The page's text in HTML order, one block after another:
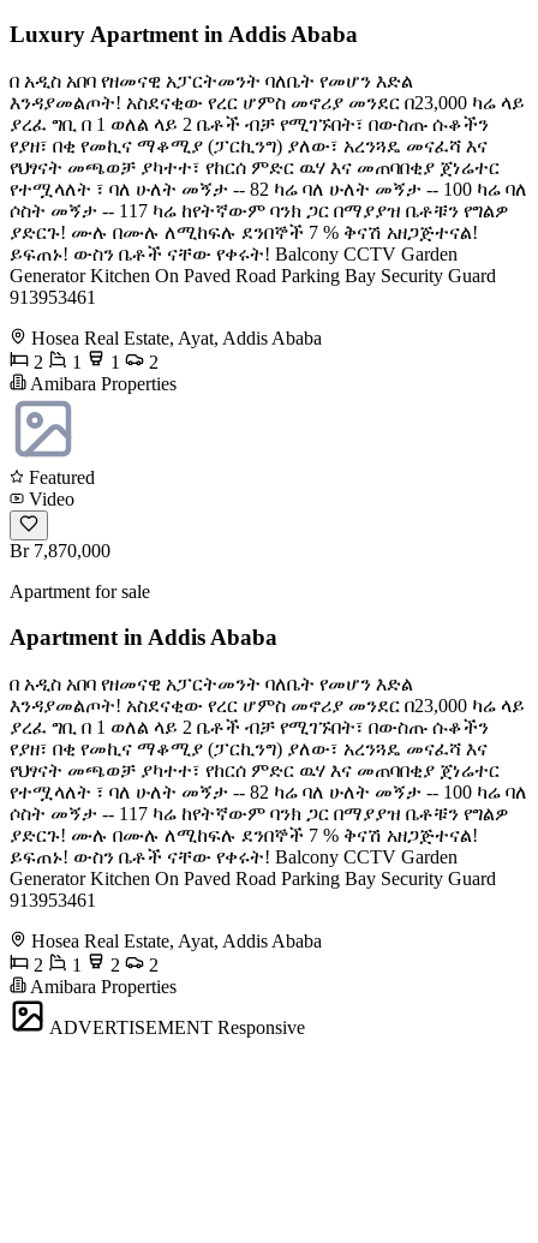
Luxury Apartment in Addis Ababa
በ አዲስ አበባ የዘመናዊ አፓርትመንት ባለቤት የመሆን እድል
እንዳያመልጦት! አስደናቂው የረር ሆምስ መኖሪያ መንደር በ23,000 ካሬ ላይ
ያረፈ ግቢ በ 1 ወለል ላይ 2 ቤቶች ብቻ የሚገኙበት፣ በውስጡ ሱቆችን
የያዘ፣ በቂ የመኪና ማቆሚያ (ፓርኪንግ) ያለው፣ አረንጓዴ መናፈሻ እና
የህፃናት መጫወቻ ያካተተ፣ የከርሰ ምድር ዉሃ እና መጠባበቂያ ጀነሬተር
የተሟላለት ፣ ባለ ሁለት መኝታ -- 82 ካሬ ባለ ሁለት መኝታ -- 100 ካሬ ባለ
ሶስት መኝታ -- 117 ካሬ ከየትኛውም ባንክ ጋር በማያያዝ ቤቶቹን የግልዎ
ያድርጉ! ሙሉ በሙሉ ለሚከፍሉ ደንበኞች 7 % ቅናሽ አዘጋጅተናል!
ይፍጠኑ! ውስን ቤቶች ናቸው የቀሩት! Balcony CCTV Garden
Generator Kitchen On Paved Road Parking Bay Security Guard ️
913953461
Hosea Real Estate, Ayat, Addis Ababa
2
1 1
2
Amibara Properties
Featured
Video
Br 7,870,000
Apartment for sale
Apartment in Addis Ababa
በ አዲስ አበባ የዘመናዊ አፓርትመንት ባለቤት የመሆን እድል
እንዳያመልጦት! አስደናቂው የረር ሆምስ መኖሪያ መንደር በ23,000 ካሬ ላይ
ያረፈ ግቢ በ 1 ወለል ላይ 2 ቤቶች ብቻ የሚገኙበት፣ በውስጡ ሱቆችን
የያዘ፣ በቂ የመኪና ማቆሚያ (ፓርኪንግ) ያለው፣ አረንጓዴ መናፈሻ እና
የህፃናት መጫወቻ ያካተተ፣ የከርሰ ምድር ዉሃ እና መጠባበቂያ ጀነሬተር
የተሟላለት ፣ ባለ ሁለት መኝታ -- 82 ካሬ ባለ ሁለት መኝታ -- 100 ካሬ ባለ
ሶስት መኝታ -- 117 ካሬ ከየትኛውም ባንክ ጋር በማያያዝ ቤቶቹን የግልዎ
ያድርጉ! ሙሉ በሙሉ ለሚከፍሉ ደንበኞች 7 % ቅናሽ አዘጋጅተናል!
ይፍጠኑ! ውስን ቤቶች ናቸው የቀሩት! Balcony CCTV Garden
Generator Kitchen On Paved Road Parking Bay Security Guard ️
913953461
Hosea Real Estate, Ayat, Addis Ababa
2
1 2
2
Amibara Properties
ADVERTISEMENT Responsive